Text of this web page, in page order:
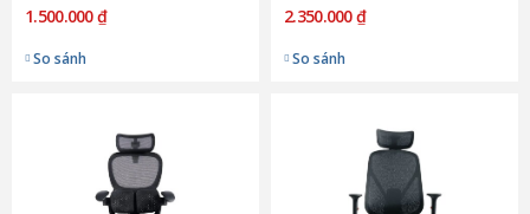
1.500.000 ₫
So sánh
2.350.000 ₫
So sánh